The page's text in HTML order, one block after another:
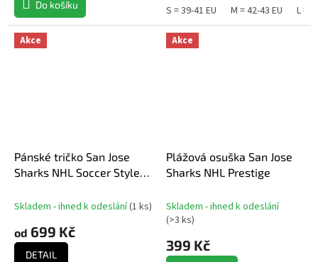
Do košíku
5
hvězdiček.
S = 39-41 EU M = 42-43 EU L =
Akce
Pánské tričko San Jose
Sharks NHL Soccer Style
Skladem - ihned k odeslání(1 ks)
od 699 Kč
DETAIL
Akce
Plážová osuška San Jose
Sharks NHL Prestige
Skladem - ihned k odeslání
(>3 ks)
399 Kč